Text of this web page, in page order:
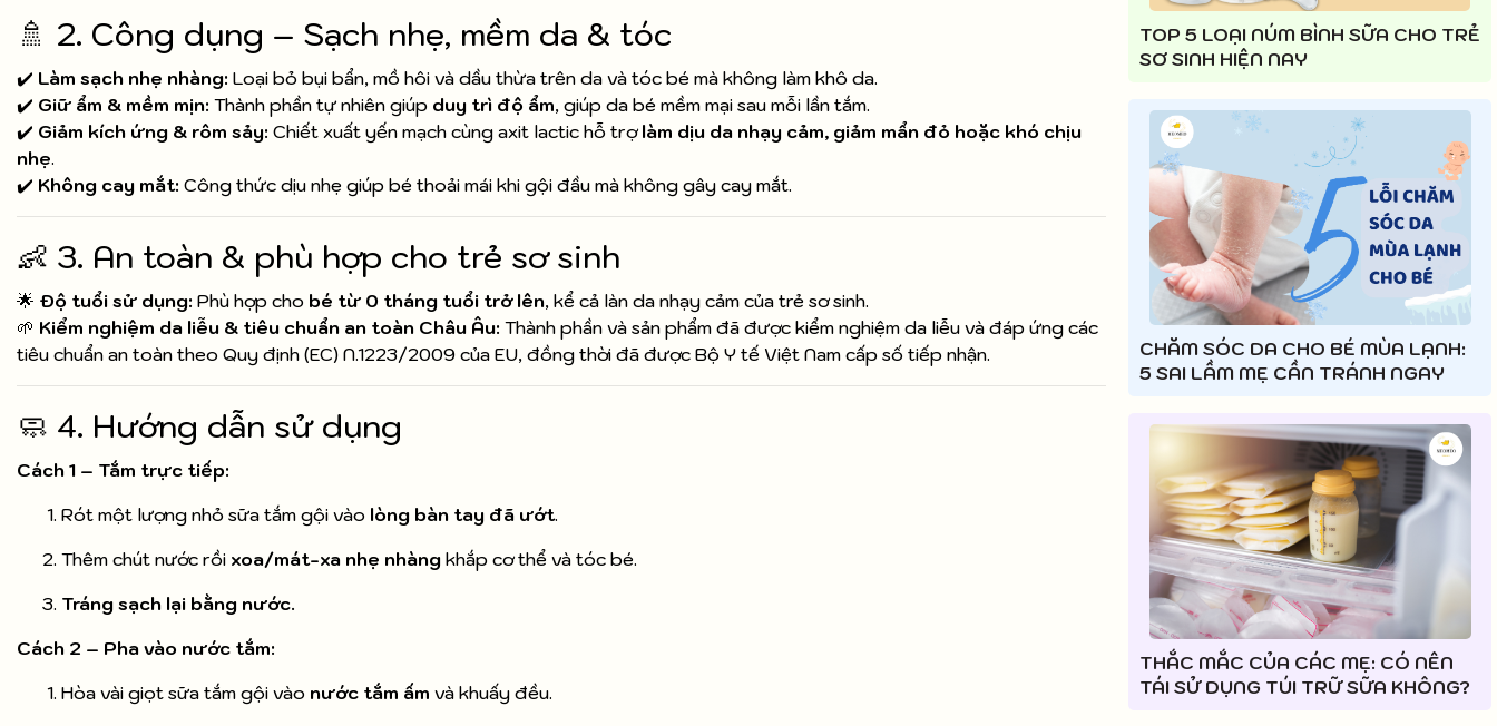
🚿 2. Công dụng – Sạch nhẹ, mềm da & tóc
✔️ Làm sạch nhẹ nhàng: Loại bỏ bụi bẩn, mồ hôi và dầu thừa trên da và tóc bé mà không làm khô da.
✔️ Giữ ẩm & mềm mịn: Thành phần tự nhiên giúp duy trì độ ẩm, giúp da bé mềm mại sau mỗi lần tắm.
✔️ Giảm kích ứng & rôm sảy: Chiết xuất yến mạch cùng axit lactic hỗ trợlàm dịu da nhạy cảm, giảm mẩn đỏ hoặc khó chịu
nhẹ.
✔️ Không cay mắt: Công thức dịu nhẹ giúp bé thoải mái khi gội đầu mà không gây cay mắt.
👶 3. An toàn & phù hợp cho trẻ sơ sinh
🌟 Độ tuổi sử dụng: Phù hợp cho bé từ 0 tháng tuổi trở lên, kể cả làn da nhạy cảm của trẻ sơ sinh.
🌱 Kiểm nghiệm da liễu & tiêu chuẩn an toàn Châu Âu: Thành phần và sản phẩm đã được kiểm nghiệm da liễu và đáp ứng các
tiêu chuẩn an toàn theo Quy định (EC) N.1223/2009 của EU, đồng thời đã được Bộ Y tế Việt Nam cấp số tiếp nhận.
🧼 4. Hướng dẫn sử dụng
Cách 1 – Tắm trực tiếp:
Rót một lượng nhỏ sữa tắm gội vào lòng bàn tay đã ướt.
Thêm chút nước rồi xoa/mát-xa nhẹ nhàng khắp cơ thể và tóc bé.
Tráng sạch lại bằng nước.
Cách 2 – Pha vào nước tắm:
Hòa vài giọt sữa tắm gội vào nước tắm ấm và khuấy đều.
TOP 5 LOẠI NÚM BÌNH SỮA CHO TRẺ
SƠ SINH HIỆN NAY
CHĂM SÓC DA CHO BÉ MÙA LẠNH:
5 SAI LẦM MẸ CẦN TRÁNH NGAY
THẮC MẮC CỦA CÁC MẸ: CÓ NÊN
TÁI SỬ DỤNG TÚI TRỮ SỮA KHÔNG?